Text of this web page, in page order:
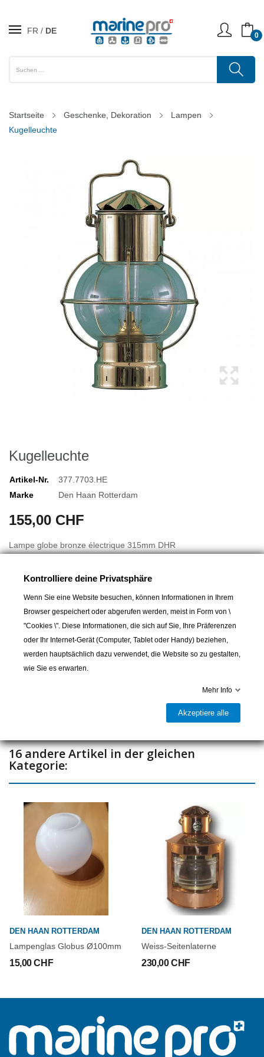
FR DE 0
Startseite Geschenke, Dekoration
Lampen
Kugelleuchte
Kugelleuchte
Artikel-Nr.
377.7703.HE
Marke
Den Haan Rotterdam
155,00 CHF
Lampe globe bronze électrique 315mm DHR
In den Warenkorb
Lieferbar und im Laden erhältlich
16 andere Artikel in der gleichen
Kategorie:
DEN HAAN ROTTERDAM
Lampenglas Globus Ø100mm
15,00 CHF
DEN HAAN ROTTERDAM
Weiss-Seitenlaterne
230,00 CHF
Kontrolliere deine Privatsphäre
Wenn Sie eine Website besuchen, können Informationen in Ihrem
Browser gespeichert oder abgerufen werden, meist in Form von \
"Cookies \". Diese Informationen, die sich auf Sie, Ihre Präferenzen
oder Ihr Internet-Gerät (Computer, Tablet oder Handy) beziehen,
werden hauptsächlich dazu verwendet, die Website so zu gestalten,
wie Sie es erwarten.
Mehr Info
Akzeptiere alle